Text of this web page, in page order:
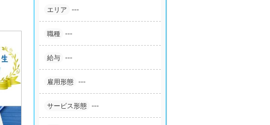
エリア ---
職種 ---
給与 ---
雇用形態 ---
サービス形態 ---